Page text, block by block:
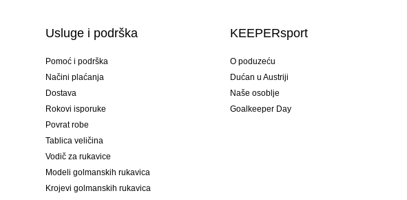
Usluge i podrška
Pomoć i podrška
Načini plaćanja
Dostava
Rokovi isporuke
Povrat robe
Tablica veličina
Vodič za rukavice
Modeli golmanskih rukavica
Krojevi golmanskih rukavica
KEEPERsport
O poduzeću
Dućan u Austriji
Naše osoblje
Goalkeeper Day